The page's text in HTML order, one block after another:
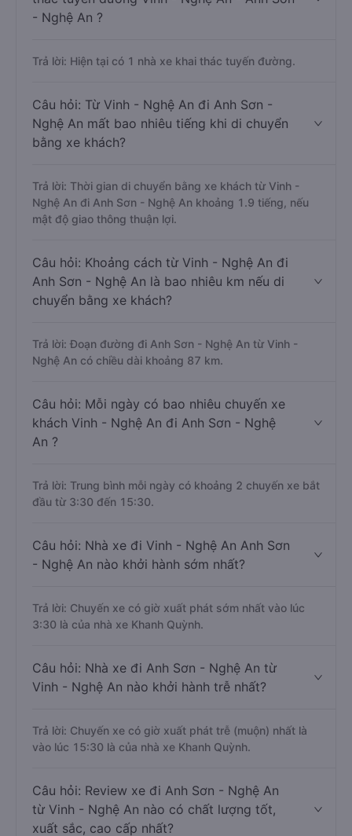
- Nghệ An ?
Trả lời: Hiện tại có 1 nhà xe khai thác tuyến đường.
Câu hỏi: Từ Vinh - Nghệ An đi Anh Sơn -
Nghệ An mất bao nhiêu tiếng khi di chuyển
bằng xe khách?
Trả lời: Thời gian di chuyển bằng xe khách từ Vinh -
Nghệ An đi Anh Sơn - Nghệ An khoảng 1.9 tiếng, nếu
mật độ giao thông thuận lợi.
Câu hỏi: Khoảng cách từ Vinh - Nghệ An đi
Anh Sơn - Nghệ An là bao nhiêu km nếu di
chuyển bằng xe khách?
Trả lời: Đoạn đường đi Anh Sơn - Nghệ An từ Vinh -
Nghệ An có chiều dài khoảng 87 km.
Câu hỏi: Mỗi ngày có bao nhiêu chuyến xe
khách Vinh - Nghệ An đi Anh Sơn - Nghệ
An ?
Trả lời: Trung bình mỗi ngày có khoảng 2 chuyến xe bắt
đầu từ 3:30 đến 15:30.
Câu hỏi: Nhà xe đi Vinh - Nghệ An Anh Sơn
- Nghệ An nào khởi hành sớm nhất?
Trả lời: Chuyến xe có giờ xuất phát sớm nhất vào lúc
3:30 là của nhà xe Khanh Quỳnh.
Câu hỏi: Nhà xe đi Anh Sơn - Nghệ An từ
Vinh - Nghệ An nào khởi hành trễ nhất?
Trả lời: Chuyến xe có giờ xuất phát trễ (muộn) nhất là
vào lúc 15:30 là của nhà xe Khanh Quỳnh.
Câu hỏi: Review xe đi Anh Sơn - Nghệ An
từ Vinh - Nghệ An nào có chất lượng tốt,
xuất sắc, cao cấp nhất?